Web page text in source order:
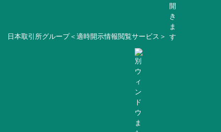
日本取引所グループ＜適時開示情報閲覧サービス＞